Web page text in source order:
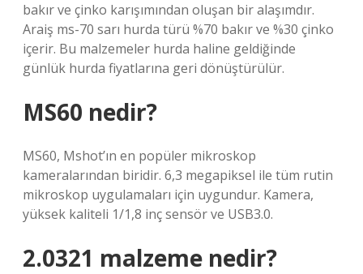
bakır ve çinko karışımından oluşan bir alaşımdır.
Araiş ms-70 sarı hurda türü %70 bakır ve %30 çinko
içerir. Bu malzemeler hurda haline geldiğinde
günlük hurda fiyatlarına geri dönüştürülür.
MS60 nedir?
MS60, Mshot’ın en popüler mikroskop
kameralarından biridir. 6,3 megapiksel ile tüm rutin
mikroskop uygulamaları için uygundur. Kamera,
yüksek kaliteli 1/1,8 inç sensör ve USB3.0.
2.0321 malzeme nedir?